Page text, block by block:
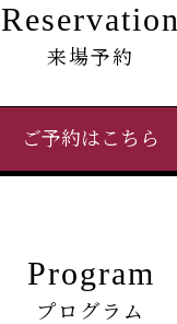
Reservation
来場予約
ご予約はこちら
Program
プログラム